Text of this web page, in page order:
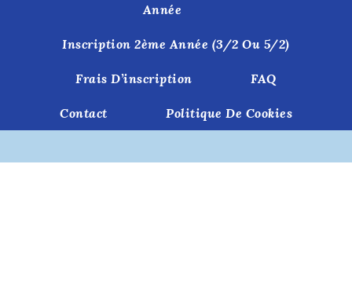
Année
Inscription 2ème Année (3/2 Ou 5/2)
Frais D’inscription FAQ
Contact Politique De Cookies